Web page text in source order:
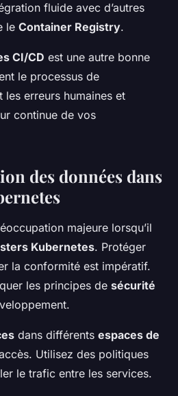
fluide avec d’autres
le Container Registry.
CI/CD est une autre bonne
le processus de
erreurs humaines et
continue de vos
des données dans
majeure lorsqu’il
Kubernetes. Protéger
la conformité est impératif.
les principes de sécurité
dans différents espaces de
Utilisez des politiques
le trafic entre les services.